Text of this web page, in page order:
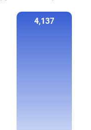
4,151